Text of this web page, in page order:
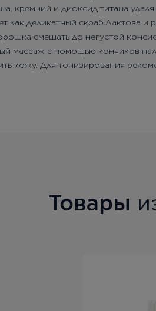
кремний и диоксид титана
как деликатный скраб.Лактоза
смешать до негустой
массаж с помощью кончиков
кожу. Для тонизирования
Товары